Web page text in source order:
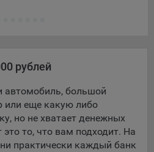
веб-аналитики,
USA.Политика
аналитики, которая позволяет
сервисов, предоставляемых
220069 г. Минск, пр-т
рублей
автомобиль, большой
или еще какую либо
но не хватает денежных
это то, что вам подходит. На
практически каждый банк